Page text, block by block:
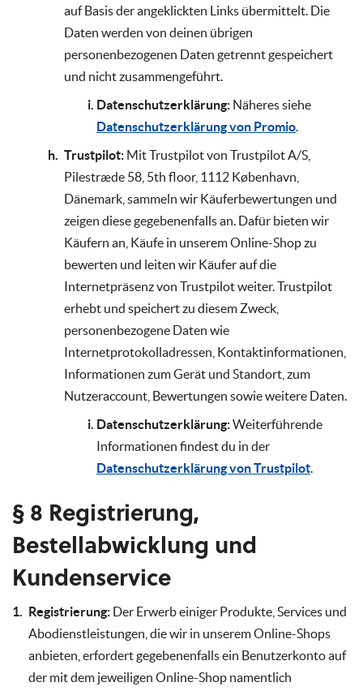
auf Basis der angeklickten Links übermittelt. Die
Daten werden von deinen übrigen
personenbezogenen Daten getrennt gespeichert
und nicht zusammengeführt.
Datenschutzerklärung: Näheres siehe
Datenschutzerklärung von Promio.
Trustpilot: Mit Trustpilot von Trustpilot A/S,
Pilestræde 58, 5th floor, 1112 København,
Dänemark, sammeln wir Käuferbewertungen und
zeigen diese gegebenenfalls an. Dafür bieten wir
Käufern an, Käufe in unserem Online-Shop zu
bewerten und leiten wir Käufer auf die
Internetpräsenz von Trustpilot weiter. Trustpilot
erhebt und speichert zu diesem Zweck,
personenbezogene Daten wie
Internetprotokolladressen, Kontaktinformationen,
Informationen zum Gerät und Standort, zum
Nutzeraccount, Bewertungen sowie weitere Daten.
Datenschutzerklärung:Weiterführende
Informationen findest du in der
Datenschutzerklärung von Trustpilot.
§ 8 Registrierung,
Bestellabwicklung und
Kundenservice
Registrierung: Der Erwerb einiger Produkte, Services und
Abodienstleistungen, die wir in unserem Online-Shops
anbieten, erfordert gegebenenfalls ein Benutzerkonto auf
der mit dem jeweiligen Online-Shop namentlich